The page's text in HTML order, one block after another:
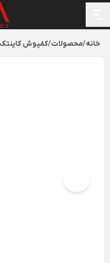
خانه/محصولات/کفپوش